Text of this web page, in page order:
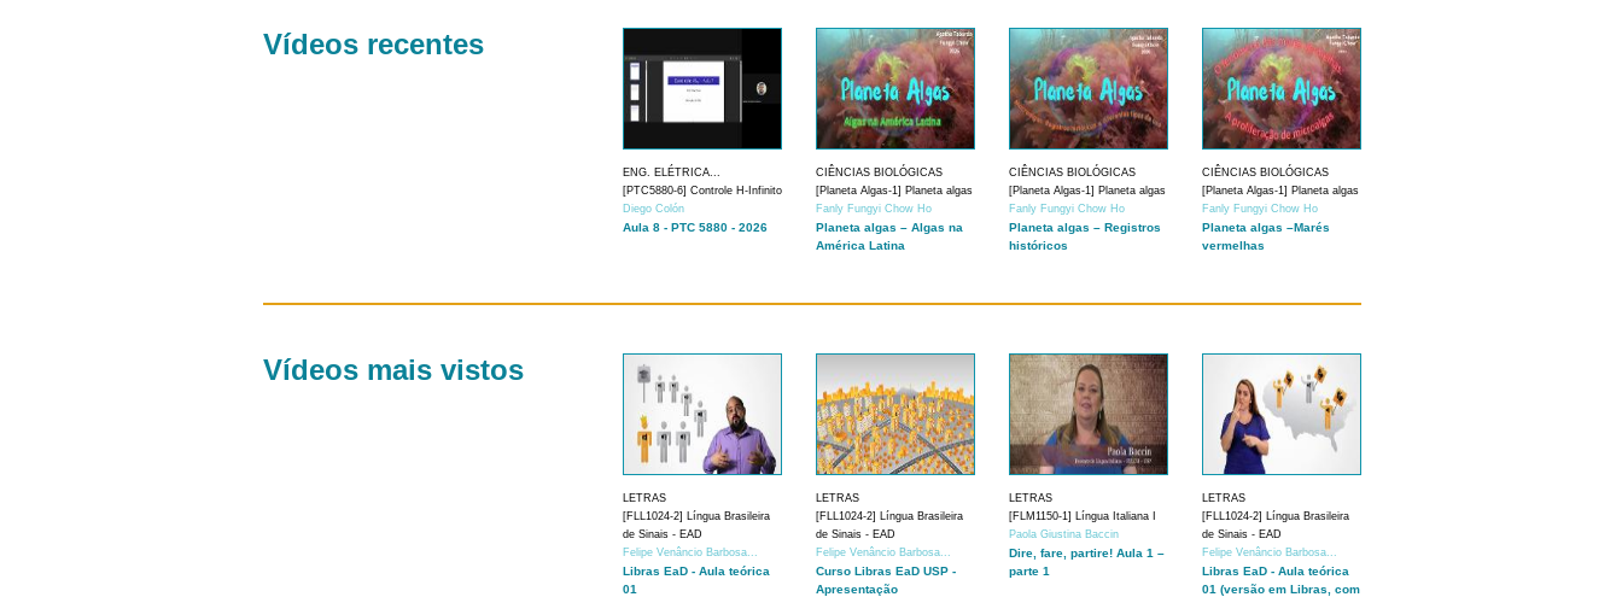
Vídeos recentes
ENG. ELÉTRICA...
[PTC5880-6] Controle H-Infinito
Diego Colón
Aula 8 - PTC 5880 - 2026
CIÊNCIAS BIOLÓGICAS
[Planeta Algas-1] Planeta algas
Fanly Fungyi Chow Ho
Planeta algas – Algas na
América Latina
CIÊNCIAS BIOLÓGICAS
[Planeta Algas-1] Planeta algas
Fanly Fungyi Chow Ho
Planeta algas – Registros
históricos
CIÊNCIAS BIOLÓGICAS
[Planeta Algas-1] Planeta algas
Fanly Fungyi Chow Ho
Planeta algas –Marés
vermelhas
Vídeos mais vistos
LETRAS
[FLL1024-2] Língua Brasileira
de Sinais - EAD
Felipe Venâncio Barbosa...
Libras EaD - Aula teórica
01
LETRAS
[FLL1024-2] Língua Brasileira
de Sinais - EAD
Felipe Venâncio Barbosa...
Curso Libras EaD USP -
Apresentação
LETRAS
[FLM1150-1] Língua Italiana I
Paola Giustina Baccin
Dire, fare, partire! Aula 1 –
parte 1
LETRAS
[FLL1024-2] Língua Brasileira
de Sinais - EAD
Felipe Venâncio Barbosa...
Libras EaD - Aula teórica
01 (versão em Libras, com